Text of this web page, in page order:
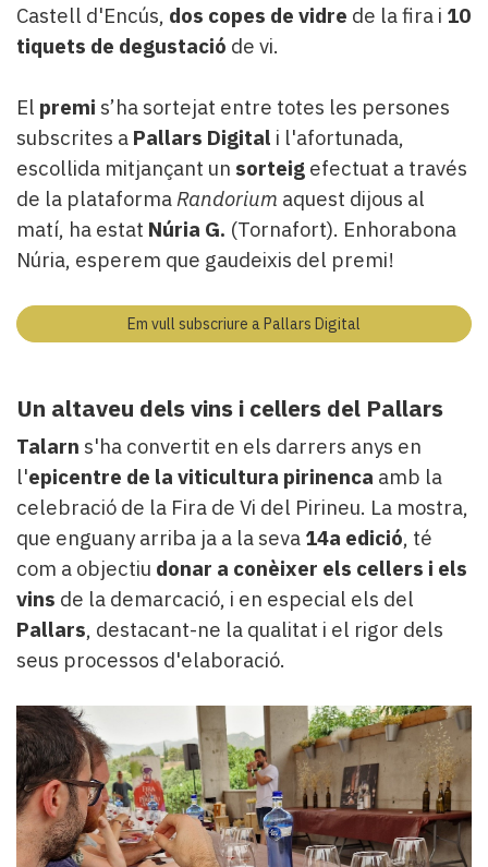
Castell d'Encús, dos copes de vidre de la fira i 10
tiquets de degustació de vi.
El premi s’ha sortejat entre totes les persones
subscrites a Pallars Digital i l'afortunada,
escollida mitjançant un sorteig efectuat a través
de la plataformaRandorium aquest dijous al
matí, ha estat Núria G. (Tornafort). Enhorabona
Núria, esperem que gaudeixis del premi!
Em vull subscriure a Pallars Digital
Un altaveu dels vins i cellers del Pallars
Talarn s'ha convertit en els darrers anys en
l'epicentre de la viticultura pirinenca amb la
celebració de la Fira de Vi del Pirineu. La mostra,
que enguany arriba ja a la seva 14a edició, té
com a objectiu donar a conèixer els cellers i els
vins de la demarcació, i en especial els del
Pallars, destacant-ne la qualitat i el rigor dels
seus processos d'elaboració.